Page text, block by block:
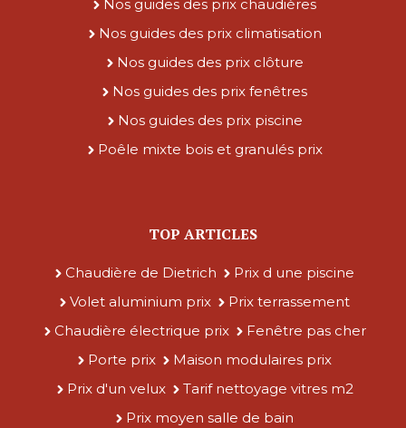
Nos guides des prix chaudières
Nos guides des prix climatisation
Nos guides des prix clôture
Nos guides des prix fenêtres
Nos guides des prix piscine
Poêle mixte bois et granulés prix
TOP ARTICLES
Chaudière de Dietrich
Prix d une piscine
Volet aluminium prix
Prix terrassement
Chaudière électrique prix
Fenêtre pas cher
Porte prix
Maison modulaires prix
Prix d'un velux
Tarif nettoyage vitres m2
Prix moyen salle de bain